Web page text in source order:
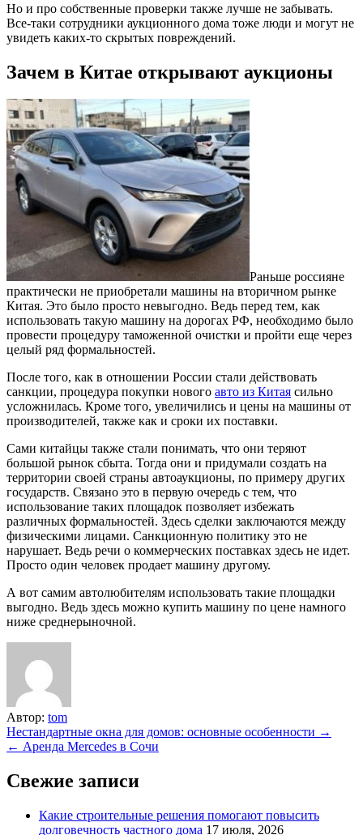
Но и про собственные проверки также лучше не забывать.
Все-таки сотрудники аукционного дома тоже люди и могут не
увидеть каких-то скрытых повреждений.
Зачем в Китае открывают аукционы
Раньше россияне
практически не приобретали машины на вторичном рынке
Китая. Это было просто невыгодно. Ведь перед тем, как
использовать такую машину на дорогах РФ, необходимо было
провести процедуру таможенной очистки и пройти еще через
целый ряд формальностей.
После того, как в отношении России стали действовать
санкции, процедура покупки нового авто из Китая сильно
усложнилась. Кроме того, увеличились и цены на машины от
производителей, также как и сроки их поставки.
Сами китайцы также стали понимать, что они теряют
большой рынок сбыта. Тогда они и придумали создать на
территории своей страны автоаукционы, по примеру других
государств. Связано это в первую очередь с тем, что
использование таких площадок позволяет избежать
различных формальностей. Здесь сделки заключаются между
физическими лицами. Санкционную политику это не
нарушает. Ведь речи о коммерческих поставках здесь не идет.
Просто один человек продает машину другому.
А вот самим автолюбителям использовать такие площадки
выгодно. Ведь здесь можно купить машину по цене намного
ниже среднерыночной.
Автор: tom
Навигация
по
записям
Нестандартные окна для домов: основные особенности →
← Аренда Mercedes в Сочи
Свежие записи
Какие строительные решения помогают повысить
долговечность частного дома 17 июля, 2026